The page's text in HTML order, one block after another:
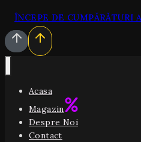
ÎNCEPE DE CUMPĂRĂTURI
Acasa
Magazin
Despre Noi
Contact